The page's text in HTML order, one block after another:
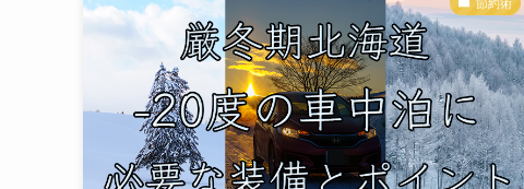
節約術